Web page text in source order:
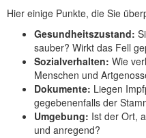
Hier einige Punkte, die Sie
Gesundheitszustand:
sauber? Wirkt das Fell
Sozialverhalten: Wie
Menschen und
Dokumente: Liegen
gegebenenfalls der
Umgebung: Ist der Ort,
und anregend?